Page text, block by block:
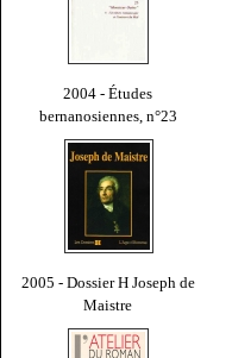
2004 - Études
bernanosiennes, n°23
2005 - Dossier H Joseph de
Maistre